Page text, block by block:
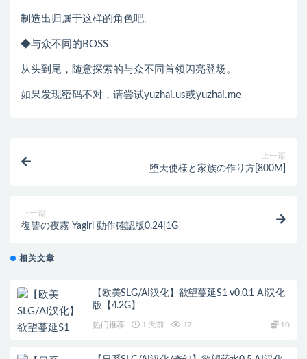
制造出归属于这样的角色吧。
◆与众不同的BOSS
从头到尾，随意探索的与众不同首领闪亮登场。
如果发现密码不对，请尝试yuzhai.us或yuzhai.me
上一篇
堕天使様と家族の作り方[800M]
下一篇
復讐の夜霧 Yagiri 動作確認版0.24[1G]
相关文章
【欧美SLG/AI汉化】欲望蔓延S1 v0.0.1 AI汉化
版【4.2G】
热门推荐 1 天前 17 10